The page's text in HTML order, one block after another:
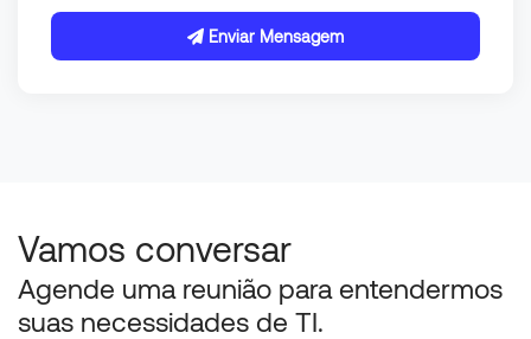
Enviar Mensagem
Vamos conversar
Agende uma reunião para entendermos
suas necessidades de TI.